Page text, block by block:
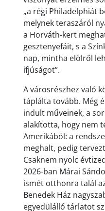
„a régi Philadelphiát
melynek teraszáról
a Horváth-kert
gesztenyefáit, s a
nap, mintha elölről
ifjúságot”.
A városrészhez való
táplálta tovább. Még
indult műveinek, a
alakította, hogy nem
Amerikából: a
meghalt, pedig
Csaknem nyolc
2026-ban Márai
ismét otthonra talál
Benedek Ház
egyedülálló tárlatot